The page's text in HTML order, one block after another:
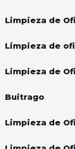
Limpieza de
Limpieza de
Limpieza de
Buitrago
Limpieza de